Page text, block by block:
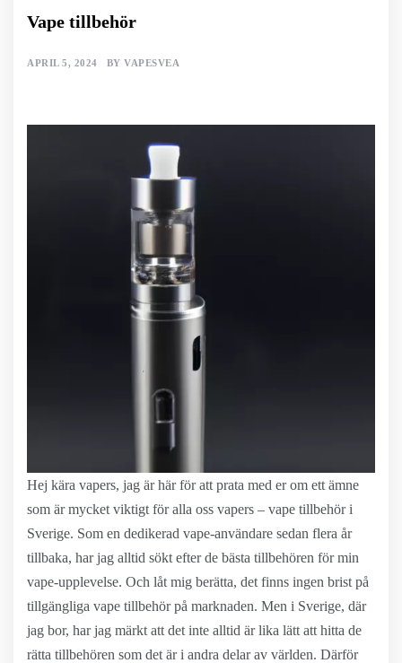
Vape tillbehör
APRIL 5, 2024 BY VAPESVEA
Hej kära vapers, jag är här för att prata med er om ett ämne
som är mycket viktigt för alla oss vapers – vape tillbehör i
Sverige. Som en dedikerad vape-användare sedan flera år
tillbaka, har jag alltid sökt efter de bästa tillbehören för min
vape-upplevelse. Och låt mig berätta, det finns ingen brist på
tillgängliga vape tillbehör på marknaden. Men i Sverige, där
jag bor, har jag märkt att det inte alltid är lika lätt att hitta de
rätta tillbehören som det är i andra delar av världen. Därför